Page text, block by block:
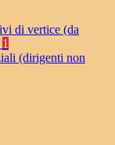
di vertice (da
1
(dirigenti non